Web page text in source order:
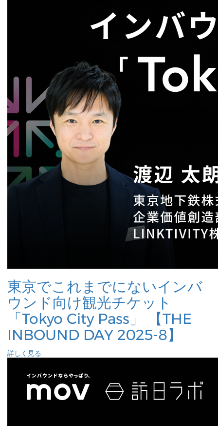
東京でこれまでにないインバ
ウンド向け観光チケット
「Tokyo City Pass」 【THE
INBOUND DAY 2025-8】
詳しく見る